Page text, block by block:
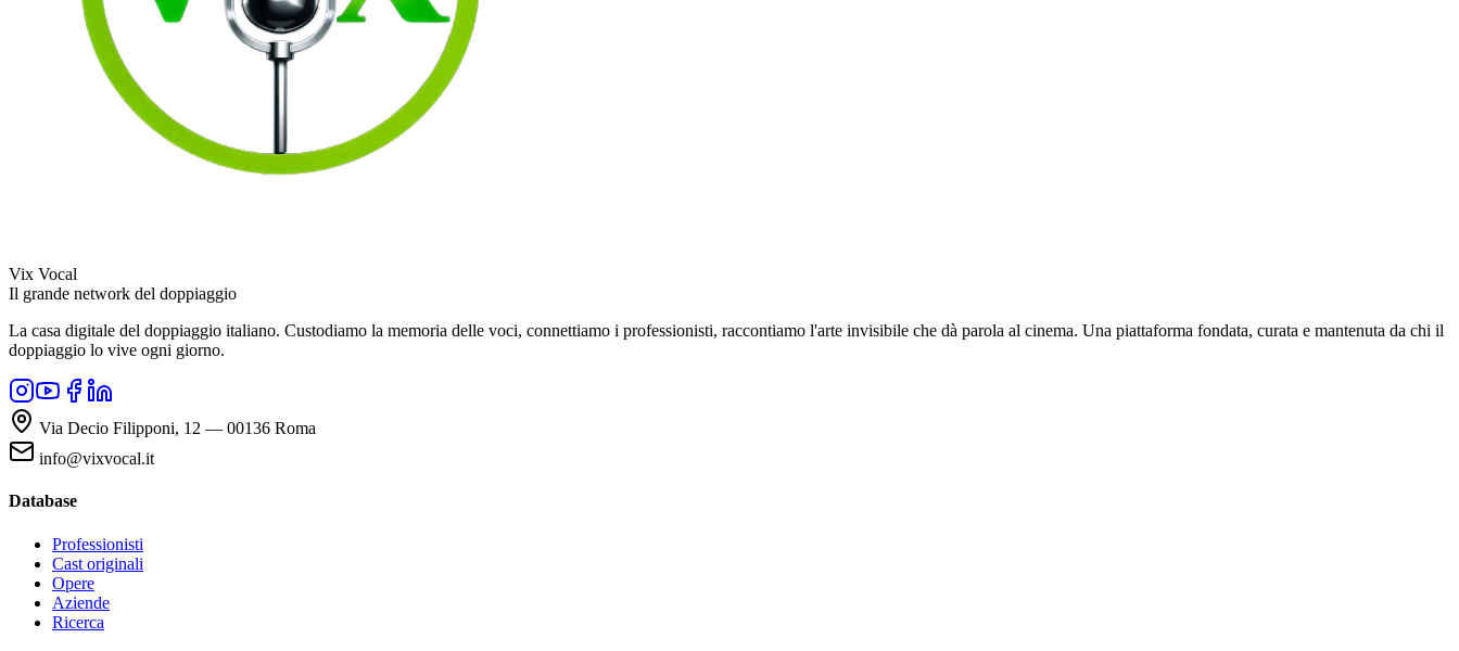
Vix Vocal
Il grande network del doppiaggio
La casa digitale del doppiaggio italiano. Custodiamo la memoria delle voci, connettiamo i professionisti, raccontiamo l'arte invisibile che dà parola al cinema. Una piattaforma fondata, curata e mantenuta da chi il
doppiaggio lo vive ogni giorno.
Via Decio Filipponi, 12 — 00136 Roma
info@vixvocal.it
Database
Professionisti
Cast originali
Opere
Aziende
Ricerca